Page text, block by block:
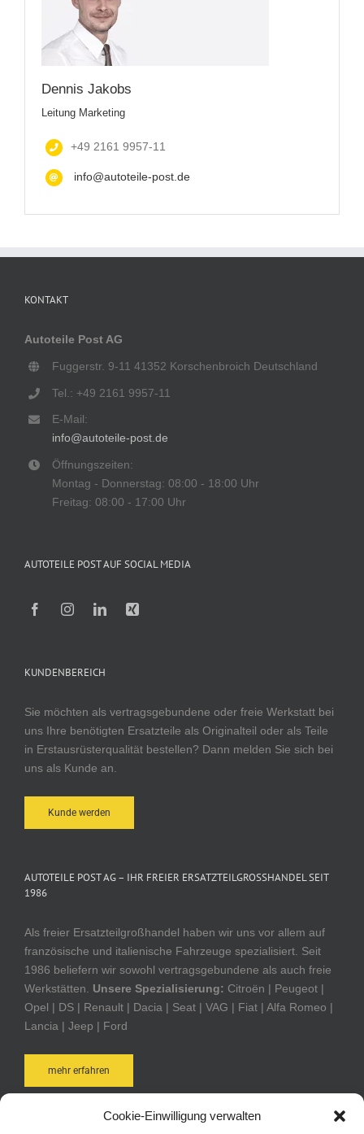
Cookie-Einwilligung verwalten
Dennis Jakobs
Leitung Marketing
+49 2161 9957-11
info@autoteile-post.de
KONTAKT
Autoteile Post AG
Fuggerstr. 9-11 41352 Korschenbroich Deutschland
Tel.: +49 2161 9957-11
E-Mail:
info@autoteile-post.de
Öffnungszeiten:
Montag - Donnerstag: 08:00 - 18:00 Uhr
Freitag: 08:00 - 17:00 Uhr
AUTOTEILE POST AUF SOCIAL MEDIA
KUNDENBEREICH
Sie möchten als vertragsgebundene oder freie Werkstatt bei
uns Ihre benötigten Ersatzteile als Originalteil oder als Teile
in Erstausrüsterqualität bestellen? Dann melden Sie sich bei
uns als Kunde an.
Kunde werden
AUTOTEILE POST AG – IHR FREIER ERSATZTEILGROSSHANDEL SEIT 1
986
Als freier Ersatzteilgroßhandel haben wir uns vor allem auf
französische und italienische Fahrzeuge spezialisiert. Seit
1986 beliefern wir sowohl vertragsgebundene als auch freie
Werkstätten. Unsere Spezialisierung: Citroën | Peugeot |
Opel | DS | Renault | Dacia | Seat | VAG | Fiat | Alfa Romeo |
Lancia | Jeep | Ford
mehr erfahren